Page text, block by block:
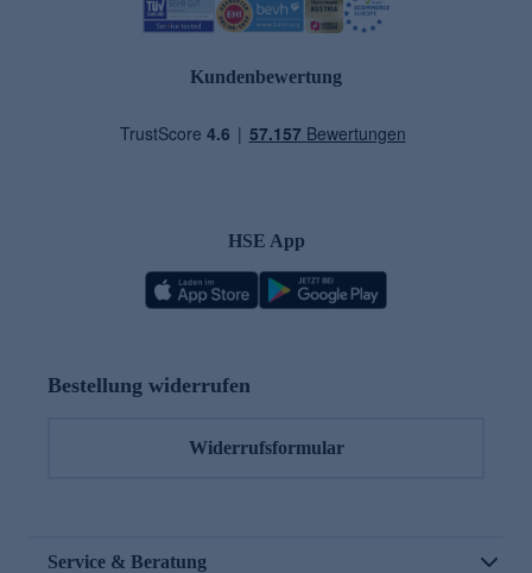
Kundenbewertung
HSE App
Bestellung widerrufen
Widerrufsformular
Service & Beratung